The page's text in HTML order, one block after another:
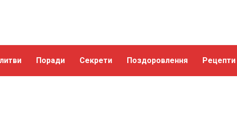
Поради Секрети Поздоровлення Рецепти